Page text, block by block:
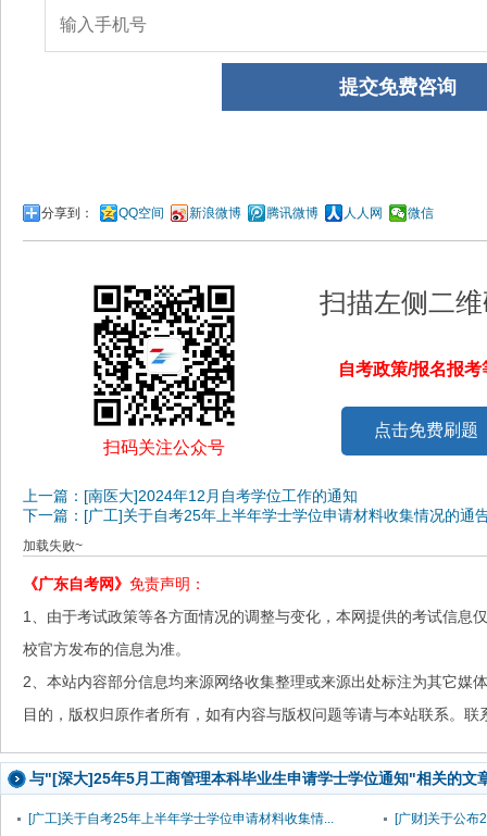
分享到： QQ空间 新浪微博 腾讯微博 人人网 微信
扫码关注公众号
扫描左侧二
自考政策/报名报
点击免费刷题
上一篇：[南医大]2024年12月自考学位工作的通知
下一篇：[广工]关于自考25年上半年学士学位申请材料收集情况的通
加载失败~
《广东自考网》 免责声明：
1、由于考试政策等各方面情况的调整与变化，本网提供的考试信息
校官方发布的信息为准。
2、本站内容部分信息均来源网络收集整理或来源出处标注为其它媒
目的，版权归原作者所有，如有内容与版权问题等请与本站联系。
与"[深大]25年5月工商管理本科毕业生申请学士学位通知"相关的文
[广工]关于自考25年上半年学士学位申请材料收集情...
[广财]关于公布